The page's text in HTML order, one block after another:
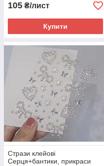
105 ₴/лист
Купити
Стрази клейові
Серця+бантики, прикраси